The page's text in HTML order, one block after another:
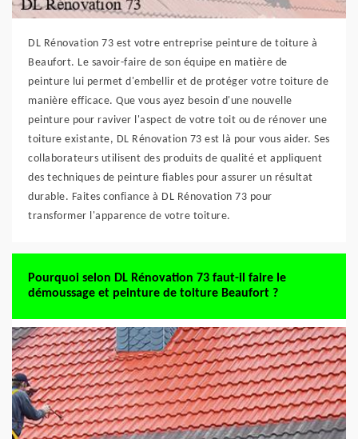
DL Rénovation 73 est votre entreprise peinture de toiture à
Beaufort. Le savoir-faire de son équipe en matière de
peinture lui permet d'embellir et de protéger votre toiture de
manière efficace. Que vous ayez besoin d'une nouvelle
peinture pour raviver l'aspect de votre toit ou de rénover une
toiture existante, DL Rénovation 73 est là pour vous aider. Ses
collaborateurs utilisent des produits de qualité et appliquent
des techniques de peinture fiables pour assurer un résultat
durable. Faites confiance à DL Rénovation 73 pour
transformer l'apparence de votre toiture.
Pourquoi selon DL Rénovation 73 faut-il faire le
démoussage et peinture de toiture Beaufort ?